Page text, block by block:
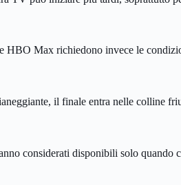
Max richiedono invece le
il finale entra nelle colline
considerati disponibili solo quando